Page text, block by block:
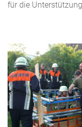
für die